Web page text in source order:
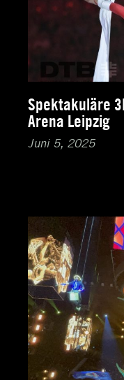
Spektakuläre
Arena Leipzig
Juni 5, 2025